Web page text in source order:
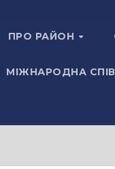
ПРО РАЙОН
МІЖНАРОДНА